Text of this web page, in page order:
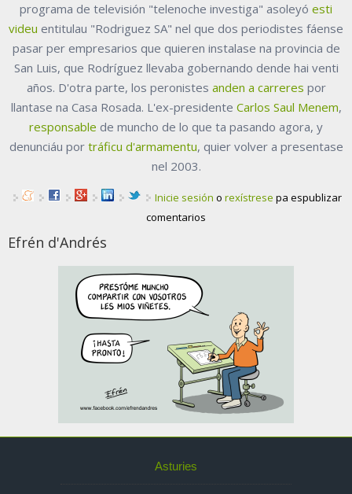
programa de televisión "telenoche investiga" asoleyó esti
videu entitulau "Rodriguez SA" nel que dos periodistes fáense
pasar per empresarios que quieren instalase na provincia de
San Luis, que Rodríguez llevaba gobernando dende hai venti
años. D'otra parte, los peronistes anden a carreres por
llantase na Casa Rosada. L'ex-presidente Carlos Saul Menem,
responsable de muncho de lo que ta pasando agora, y
denunciáu por tráficu d'armamentu, quier volver a presentase
nel 2003.
Inicie sesión o rexístrese pa espublizar
comentarios
Efrén d'Andrés
Asturies